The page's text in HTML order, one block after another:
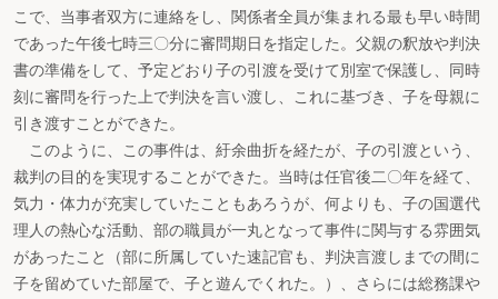
こで、当事者双方に連絡をし、関係者全員が集まれる最も早い時間
であった午後七時三〇分に審問期日を指定した。父親の釈放や判決
書の準備をして、予定どおり子の引渡を受けて別室で保護し、同時
刻に審問を行った上で判決を言い渡し、これに基づき、子を母親に
引き渡すことができた。
このように、この事件は、紆余曲折を経たが、子の引渡という、
裁判の目的を実現することができた。当時は任官後二〇年を経て、
気力・体力が充実していたこともあろうが、何よりも、子の国選代
理人の熱心な活動、部の職員が一丸となって事件に関与する雰囲気
があったこと（部に所属していた速記官も、判決言渡しまでの間に
子を留めていた部屋で、子と遊んでくれた。）、さらには総務課や